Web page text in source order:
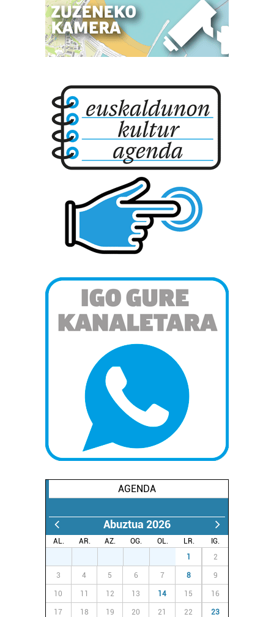
AGENDA
Abuztua 2026
AL. AR. AZ. OG. OL. LR.
IG.
1 2
3 4 5 6 7 8 9
10 11 12 13 14 15 16
17 18 19 20 21 22 23